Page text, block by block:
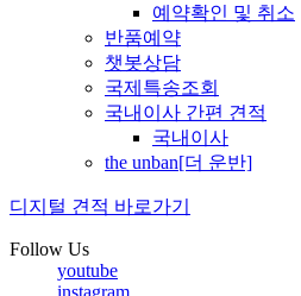
예약확인 및 취소
반품예약
챗봇상담
국제특송조회
국내이사 간편 견적
국내이사
the unban[더 운반]
디지털 견적 바로가기
Follow Us
youtube
instagram